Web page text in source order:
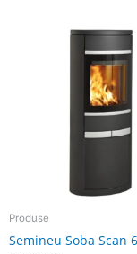
Produse
Semineu Soba Scan